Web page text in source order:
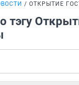
ОТКРЫТИЕ
тэгу